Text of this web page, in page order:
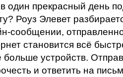
прекрасный день
Роуз Элевет
сообщении,
становится всё
больше устройств.
и ответить на